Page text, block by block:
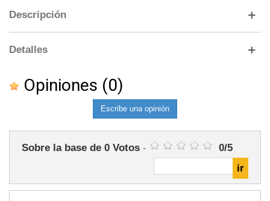
Descripción
Detalles
Opiniones (0)
Escribe una opinión
Sobre la base de 0 Votos - 0/5